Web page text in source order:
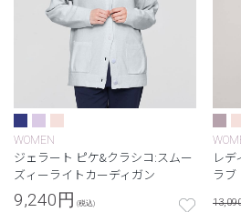
WOMEN
ジェラート ピケ&クラシコ:スムー
ズィーライトカーディガン
9,240円 (税込)
レ
ラブ